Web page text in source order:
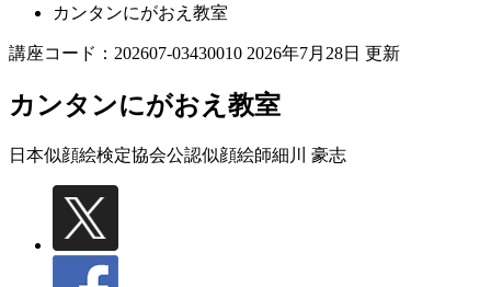
カンタンにがおえ教室
講座コード：202607-03430010 2026年7月28日 更新
カンタンにがおえ教室
日本似顔絵検定協会公認似顔絵師細川 豪志